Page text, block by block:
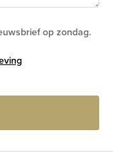
op zondag.